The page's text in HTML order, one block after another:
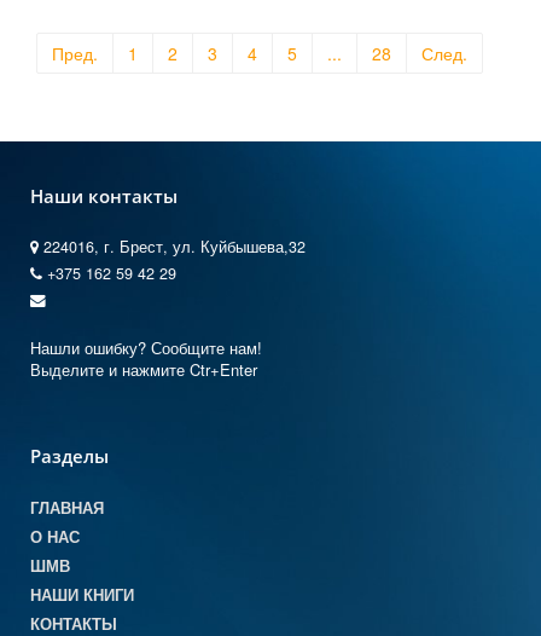
Пред. 1 2 3 4 5 ... 28 След.
Наши контакты
224016, г. Брест, ул. Куйбышева,32
+375 162 59 42 29
Нашли ошибку? Сообщите нам!
Выделите и нажмите Ctr+Enter
Разделы
ГЛАВНАЯ
О НАС
ШМВ
НАШИ КНИГИ
КОНТАКТЫ